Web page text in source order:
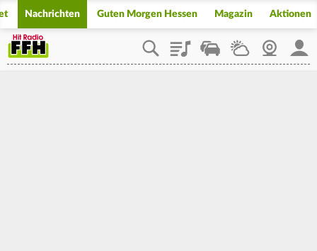
Nachrichten Guten Morgen Hessen Magazin Aktionen
PlaylistStaupilotWetterWebcam